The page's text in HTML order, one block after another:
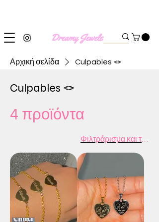
Αρχική σελίδα Culpables 🪢
Culpables 🪢
4 προϊόντα
Φιλτράρισμα και